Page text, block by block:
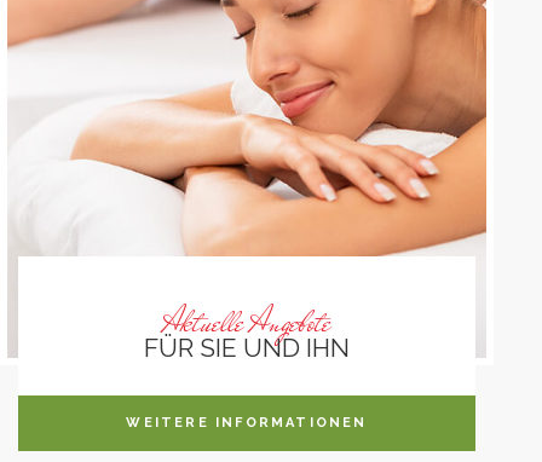
Aktuelle Angebote
FÜR SIE UND IHN
WEITERE INFORMATIONEN